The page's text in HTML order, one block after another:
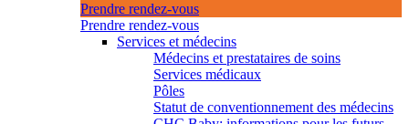
Prendre rendez-vous
Prendre rendez-vous
Services et médecins
Médecins et prestataires de soins
Services médicaux
Pôles
Statut de conventionnement des médecins